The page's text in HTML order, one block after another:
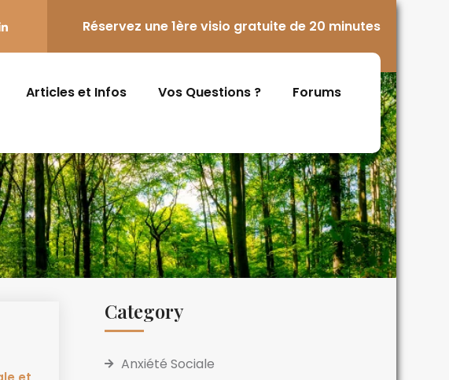
Réservez une 1ère visio gratuite de 20 minutes
Articles et Infos Vos Questions ? Forums
Category
Anxiété Sociale